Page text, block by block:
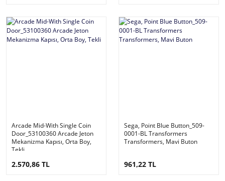
Arcade Mid-With Single Coin
Door_53100360 Arcade Jeton
Mekanizma Kapısı, Orta Boy,
Tekli
2.570,86 TL
Sega, Point Blue Button_509-
0001-BL Transformers
Transformers, Mavi Buton
961,22 TL